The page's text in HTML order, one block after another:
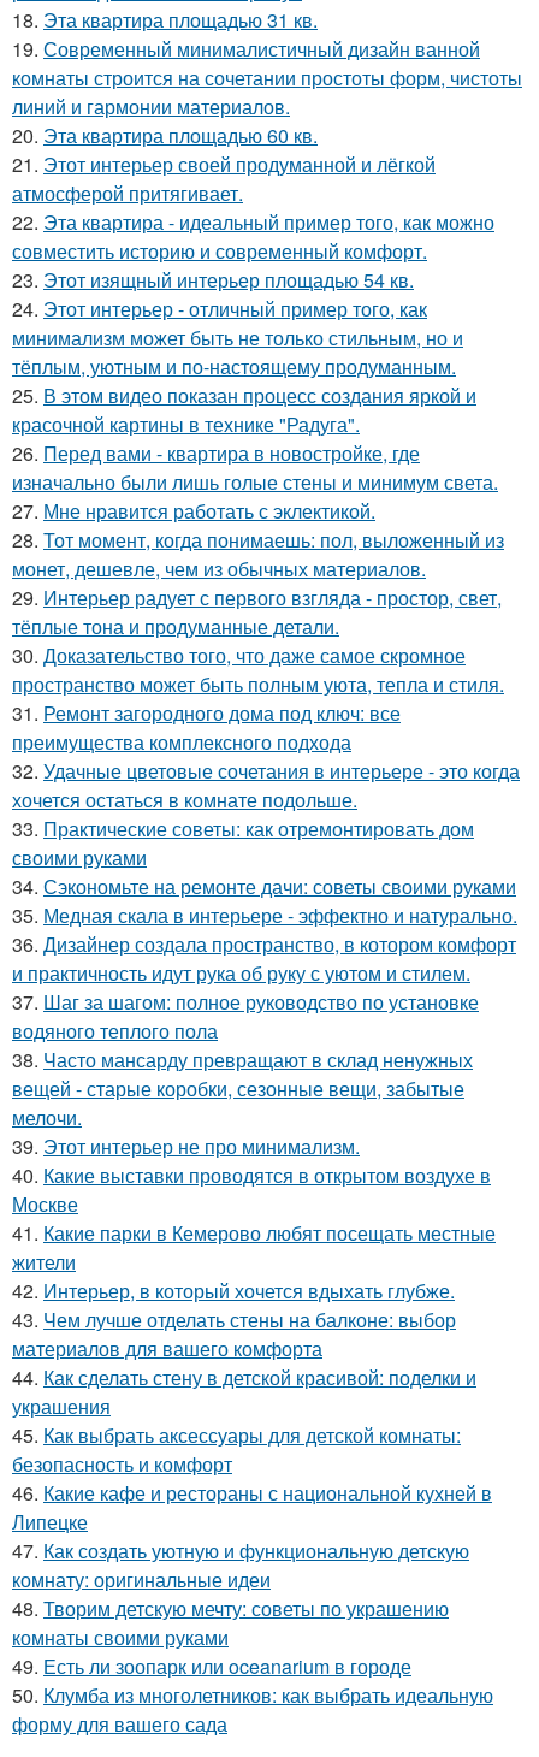
18. Эта квартира площадью 31 кв.
19. Современный минималистичный дизайн ванной
комнаты строится на сочетании простоты форм, чистоты
линий и гармонии материалов.
20. Эта квартира площадью 60 кв.
21. Этот интерьер своей продуманной и лёгкой
атмосферой притягивает.
22. Эта квартира - идеальный пример того, как можно
совместить историю и современный комфорт.
23. Этот изящный интерьер площадью 54 кв.
24. Этот интерьер - отличный пример того, как
минимализм может быть не только стильным, но и
тёплым, уютным и по-настоящему продуманным.
25. В этом видео показан процесс создания яркой и
красочной картины в технике "Радуга".
26. Перед вами - квартира в новостройке, где
изначально были лишь голые стены и минимум света.
27. Мне нравится работать с эклектикой.
28. Тот момент, когда понимаешь: пол, выложенный из
монет, дешевле, чем из обычных материалов.
29. Интерьер радует с первого взгляда - простор, свет,
тёплые тона и продуманные детали.
30. Доказательство того, что даже самое скромное
пространство может быть полным уюта, тепла и стиля.
31. Ремонт загородного дома под ключ: все
преимущества комплексного подхода
32. Удачные цветовые сочетания в интерьере - это когда
хочется остаться в комнате подольше.
33. Практические советы: как отремонтировать дом
своими руками
34. Сэкономьте на ремонте дачи: советы своими руками
35. Медная скала в интерьере - эффектно и натурально.
36. Дизайнер создала пространство, в котором комфорт
и практичность идут рука об руку с уютом и стилем.
37. Шаг за шагом: полное руководство по установке
водяного теплого пола
38. Часто мансарду превращают в склад ненужных
вещей - старые коробки, сезонные вещи, забытые
мелочи.
39. Этот интерьер не про минимализм.
40. Какие выставки проводятся в открытом воздухе в
Москве
41. Какие парки в Кемерово любят посещать местные
жители
42. Интерьер, в который хочется вдыхать глубже.
43. Чем лучше отделать стены на балконе: выбор
материалов для вашего комфорта
44. Как сделать стену в детской красивой: поделки и
украшения
45. Как выбрать аксессуары для детской комнаты:
безопасность и комфорт
46. Какие кафе и рестораны с национальной кухней в
Липецке
47. Как создать уютную и функциональную детскую
комнату: оригинальные идеи
48. Творим детскую мечту: советы по украшению
комнаты своими руками
49. Есть ли зоопарк или oceanarium в городе
50. Клумба из многолетников: как выбрать идеальную
форму для вашего сада